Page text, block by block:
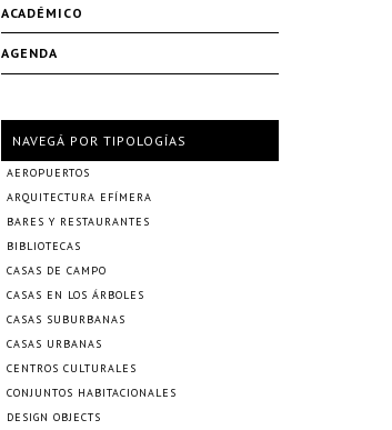
ACADÉMICO
AGENDA
NAVEGÁ POR TIPOLOGÍAS
AEROPUERTOS
ARQUITECTURA EFÍMERA
BARES Y RESTAURANTES
BIBLIOTECAS
CASAS DE CAMPO
CASAS EN LOS ÁRBOLES
CASAS SUBURBANAS
CASAS URBANAS
CENTROS CULTURALES
CONJUNTOS HABITACIONALES
DESIGN OBJECTS